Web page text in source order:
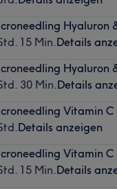
Hyaluron
15 Min.Details
Hyaluron
30 Min.Details
Vitamin C
Details anzeigen
Vitamin
15 Min.Details